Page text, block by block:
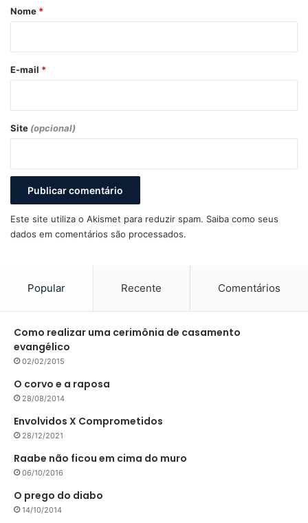
r
*
Nome *
E-mail *
Site (opcional)
Este site utiliza o Akismet para reduzir spam. Saiba como seus
dados em comentários são processados.
Popular Recente Comentários
Como realizar uma cerimônia de casamento
evangélico
02/02/2015
O corvo e a raposa
28/08/2014
Envolvidos X Comprometidos
28/12/2021
Raabe não ficou em cima do muro
06/10/2016
O prego do diabo
14/10/2014